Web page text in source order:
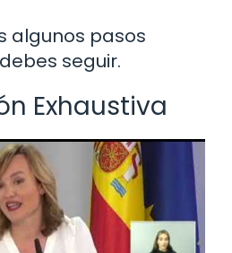
algunos pasos
seguir.
Exhaustiva